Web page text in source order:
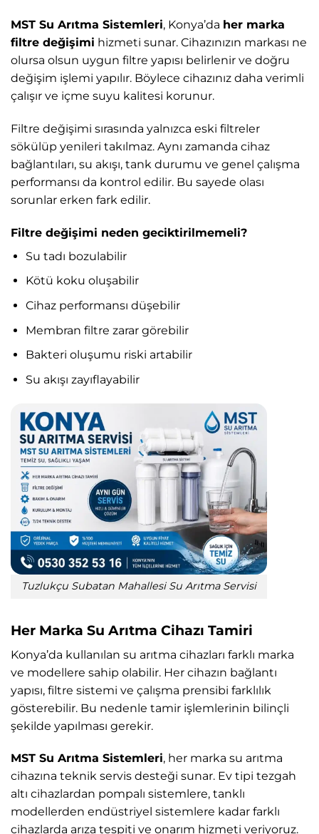
MST Su Arıtma Sistemleri, Konya’da her marka
filtre değişimi hizmeti sunar. Cihazınızın markası ne
olursa olsun uygun filtre yapısı belirlenir ve doğru
değişim işlemi yapılır. Böylece cihazınız daha verimli
çalışır ve içme suyu kalitesi korunur.
Filtre değişimi sırasında yalnızca eski filtreler
sökülüp yenileri takılmaz. Aynı zamanda cihaz
bağlantıları, su akışı, tank durumu ve genel çalışma
performansı da kontrol edilir. Bu sayede olası
sorunlar erken fark edilir.
Filtre değişimi neden geciktirilmemeli?
Su tadı bozulabilir
Kötü koku oluşabilir
Cihaz performansı düşebilir
Membran filtre zarar görebilir
Bakteri oluşumu riski artabilir
Su akışı zayıflayabilir
Tuzlukçu Subatan Mahallesi Su Arıtma Servisi
Her Marka Su Arıtma Cihazı Tamiri
Konya’da kullanılan su arıtma cihazları farklı marka
ve modellere sahip olabilir. Her cihazın bağlantı
yapısı, filtre sistemi ve çalışma prensibi farklılık
gösterebilir. Bu nedenle tamir işlemlerinin bilinçli
şekilde yapılması gerekir.
MST Su Arıtma Sistemleri, her marka su arıtma
cihazına teknik servis desteği sunar. Ev tipi tezgah
altı cihazlardan pompalı sistemlere, tanklı
modellerden endüstriyel sistemlere kadar farklı
cihazlarda arıza tespiti ve onarım hizmeti veriyoruz.